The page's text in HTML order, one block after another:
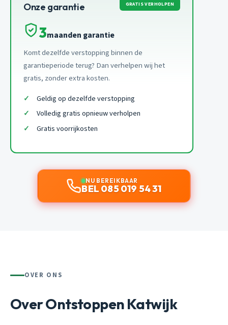
Onze garantie GRATIS VERHOLPEN
3maanden garantie
Komt dezelfde verstopping binnen de
garantieperiode terug? Dan verhelpen wij het
gratis, zonder extra kosten.
Geldig op dezelfde verstopping
Volledig gratis opnieuw verholpen
Gratis voorrijkosten
NU BEREIKBAAR
BEL 085 019 54 31
OVER ONS
Over Ontstoppen Katwijk